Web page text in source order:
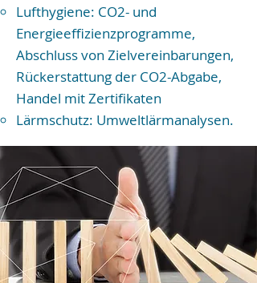
Lufthygiene: CO2- und
Energieeffizienzprogramme,
Abschluss von Zielvereinbarungen,
Rückerstattung der CO2-Abgabe,
Handel mit Zertifikaten
Lärmschutz: Umweltlärmanalysen.